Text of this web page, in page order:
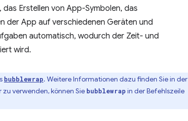
Erstellen von App-Symbolen, das
der App auf verschiedenen Geräten und
automatisch, wodurch der Zeit- und
wird.
bubblewrap. Weitere Informationen dazu finden Sie in der
zu verwenden, können Sie bubblewrap in der Befehlszeile